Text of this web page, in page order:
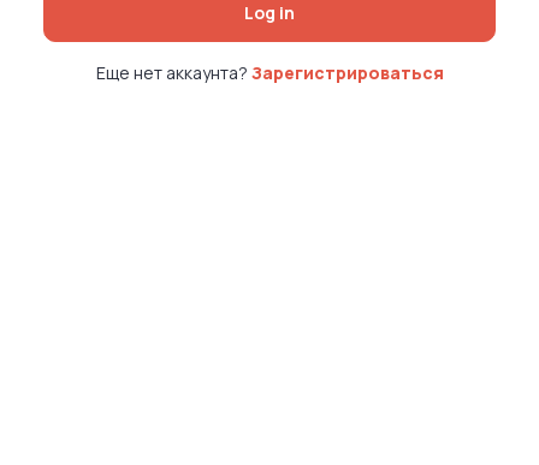
Log in
Еще нет аккаунта? Зарегистрироваться